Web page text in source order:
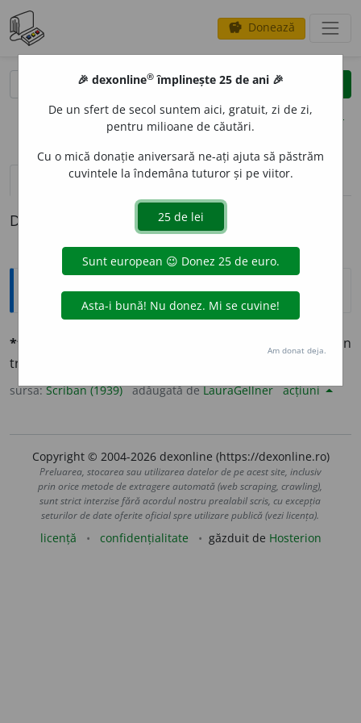
savings Donează
clear
opțiuni
definiții (1)
Definiția cu ID-ul 730875:
Explicative DEX
*troháic, -ă
Compus din
troheĭe:
sursa:Scriban (1939) adăugată deLauraGellner acțiuni
Copyright © 2004-2026 dexonline (https://dexonline.ro)
Preluarea, stocarea sau utilizarea datelor de pe acest site, inclusiv
prin orice metode de extragere automată (web scraping, crawling),
sunt strict interzise fără acordul nostru prealabil scris, cu excepția
seturilor de date oferite oficial spre utilizare publică (vezi licența).
licență confidențialitate găzduit de Hosterion
🎉 dexonline® împlinește 25 de ani 🎉
De un sfert de secol suntem aici, gratuit, zi de zi,
pentru milioane de căutări.
Cu o mică donație aniversară ne-ați ajuta să păstrăm
cuvintele la îndemâna tuturor și pe viitor.
Am donat deja.